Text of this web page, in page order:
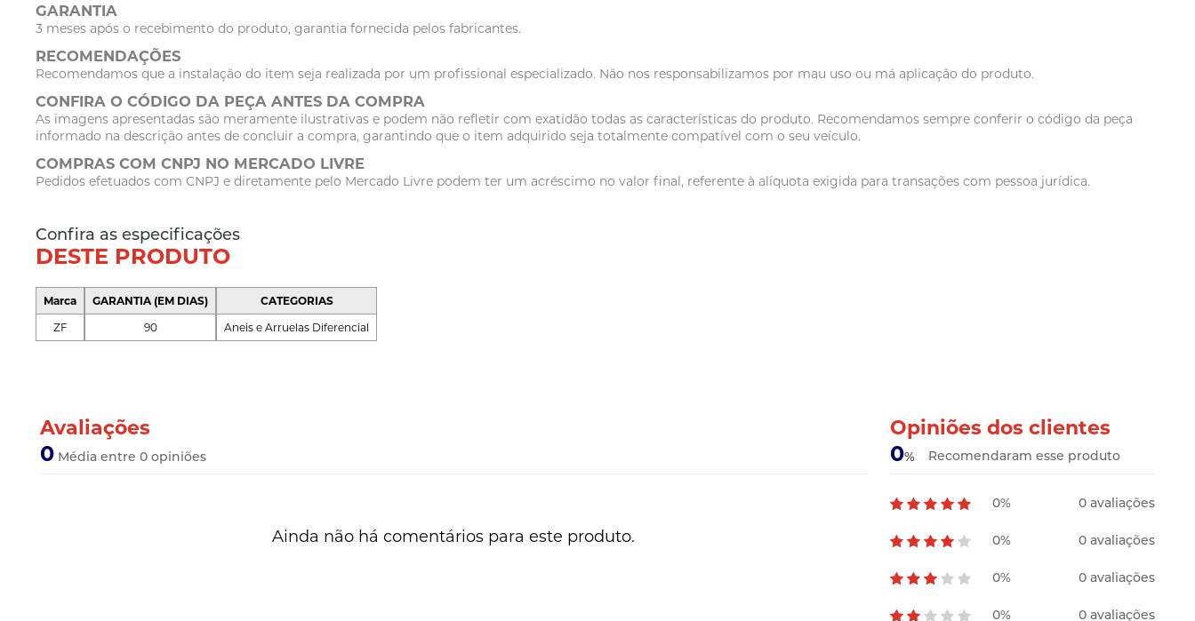
GARANTIA
3 meses após o recebimento do produto, garantia fornecida pelos fabricantes.
RECOMENDAÇÕES
Recomendamos que a instalação do item seja realizada por um profissional especializado. Não nos responsabilizamos por mau uso ou má aplicação do produto.
CONFIRA O CÓDIGO DA PEÇA ANTES DA COMPRA
As imagens apresentadas são meramente ilustrativas e podem não refletir com exatidão todas as características do produto. Recomendamos sempre conferir o código da peça
informado na descrição antes de concluir a compra, garantindo que o item adquirido seja totalmente compatível com o seu veículo.
COMPRAS COM CNPJ NO MERCADO LIVRE
Pedidos efetuados com CNPJ e diretamente pelo Mercado Livre podem ter um acréscimo no valor final, referente à alíquota exigida para transações com pessoa jurídica.
Confira as especificações
DESTE PRODUTO
Marca
ZF
GARANTIA (EM DIAS)
90
CATEGORIAS
Aneis e Arruelas Diferencial
Avaliações
0 Média entre 0 opiniões
Ainda não há comentários para este produto.
Opiniões dos clientes
0% Recomendaram esse produto
0% 0 avaliações
0% 0 avaliações
0% 0 avaliações
0% 0 avaliações